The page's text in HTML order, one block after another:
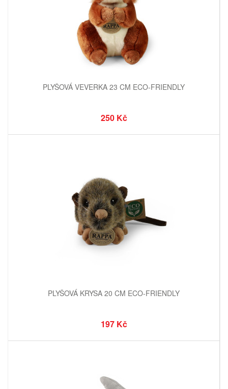
PLYŠOVÁ VEVERKA 23 CM ECO-FRIENDLY
250 Kč
PLYŠOVÁ KRYSA 20 CM ECO-FRIENDLY
197 Kč